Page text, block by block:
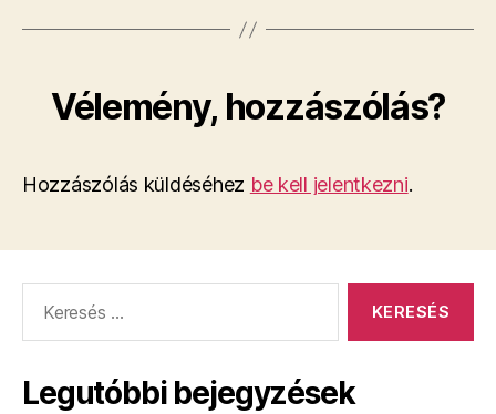
Vélemény, hozzászólás?
Hozzászólás küldéséhez be kell jelentkezni.
Legutóbbi bejegyzések